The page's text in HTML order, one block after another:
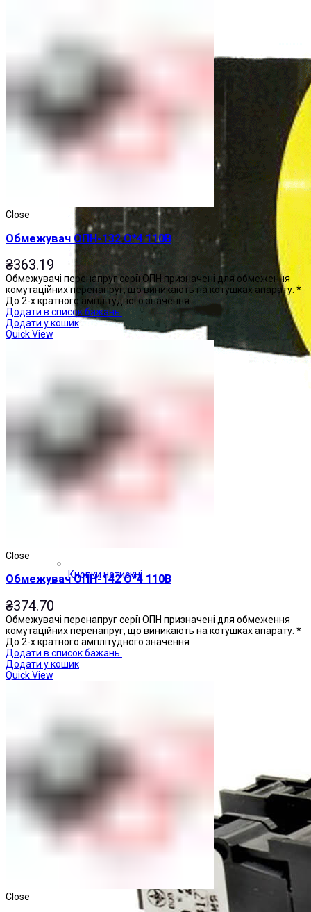
Кнопки натискні
Close
Обмежувач ОПН-132 О*4 110В
₴363.19
Обмежувачі перенапруг серії ОПН призначені для обмеження
комутаційних перенапруг, що виникають на котушках апарату: *
До 2-х кратного амплітудного значення
Додати в список бажань
Додати у кошик
Quick View
Close
Обмежувач ОПН-142 О*4 110В
₴374.70
Обмежувачі перенапруг серії ОПН призначені для обмеження
комутаційних перенапруг, що виникають на котушках апарату: *
До 2-х кратного амплітудного значення
Додати в список бажань
Додати у кошик
Quick View
Close